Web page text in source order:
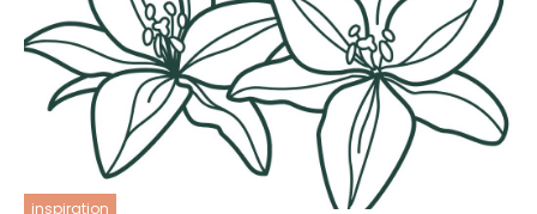
inspiration